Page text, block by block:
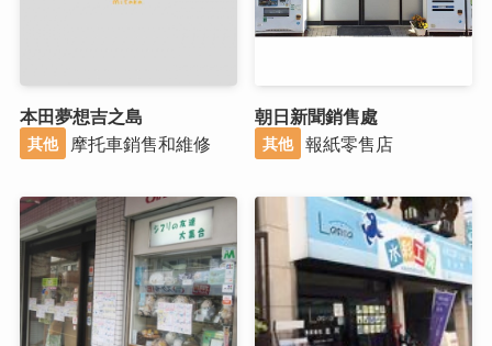
本田夢想吉之島
其他 摩托車銷售和維修
朝日新聞銷售處
其他 報紙零售店